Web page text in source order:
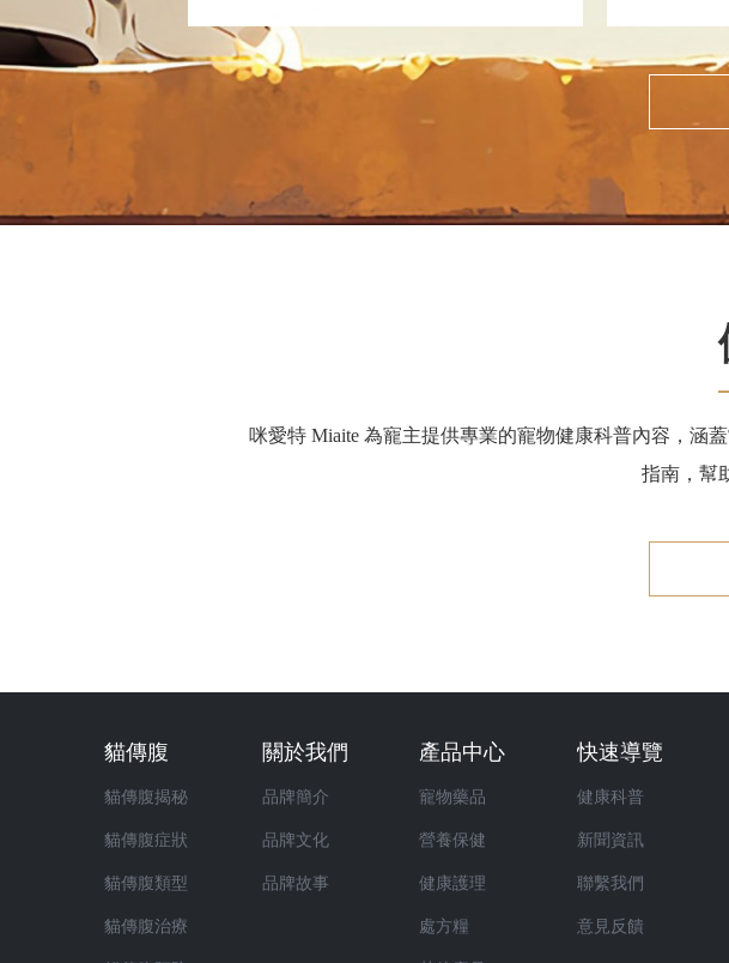
咪愛特 Miaite 為寵主提供專業的寵物健康科普內容，涵
指南，幫
貓傳腹
貓傳腹揭秘
貓傳腹症狀
貓傳腹類型
貓傳腹治療
關於我們
品牌簡介
品牌文化
品牌故事
產品中心
寵物藥品
營養保健
健康護理
處方糧
快速導覽
健康科普
新聞資訊
聯繫我們
意見反饋